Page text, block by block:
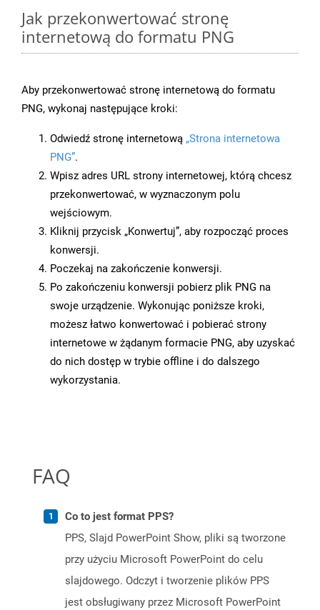
Jak przekonwertować stronę
internetową do formatu PNG
Aby przekonwertować stronę internetową do formatu
PNG, wykonaj następujące kroki:
Odwiedź stronę internetową „Strona internetowa
PNG”.
Wpisz adres URL strony internetowej, którą chcesz
przekonwertować, w wyznaczonym polu
wejściowym.
Kliknij przycisk „Konwertuj”, aby rozpocząć proces
konwersji.
Poczekaj na zakończenie konwersji.
Po zakończeniu konwersji pobierz plik PNG na
swoje urządzenie. Wykonując poniższe kroki,
możesz łatwo konwertować i pobierać strony
internetowe w żądanym formacie PNG, aby uzyskać
do nich dostęp w trybie offline i do dalszego
wykorzystania.
FAQ
Co to jest format PPS?
PPS, Slajd PowerPoint Show, pliki są tworzone
przy użyciu Microsoft PowerPoint do celu
slajdowego. Odczyt i tworzenie plików PPS
jest obsługiwany przez Microsoft PowerPoint